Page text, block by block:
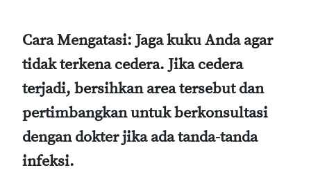
Cara Mengatasi: Jaga kuku Anda agar
tidak terkena cedera. Jika cedera
terjadi, bersihkan area tersebut dan
pertimbangkan untuk berkonsultasi
dengan dokter jika ada tanda-tanda
infeksi.